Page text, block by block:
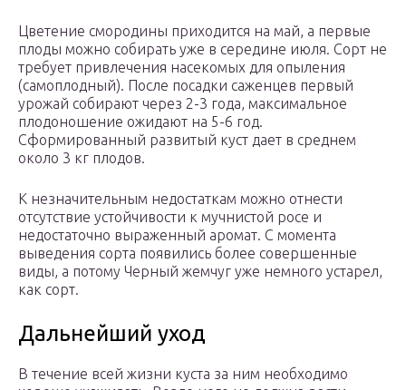
Цветение смородины приходится на май, а первые
плоды можно собирать уже в середине июля. Сорт не
требует привлечения насекомых для опыления
(самоплодный). После посадки саженцев первый
урожай собирают через 2-3 года, максимальное
плодоношение ожидают на 5-6 год.
Сформированный развитый куст дает в среднем
около 3 кг плодов.
К незначительным недостаткам можно отнести
отсутствие устойчивости к мучнистой росе и
недостаточно выраженный аромат. С момента
выведения сорта появились более совершенные
виды, а потому Черный жемчуг уже немного устарел,
как сорт.
Дальнейший уход
В течение всей жизни куста за ним необходимо